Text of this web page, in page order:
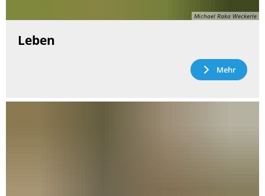
Michael Raka Weckerle
Leben
Mehr